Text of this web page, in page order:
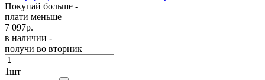
Покупай больше -
плати меньше
7 097р.
в наличии -
получи во вторник
1шт